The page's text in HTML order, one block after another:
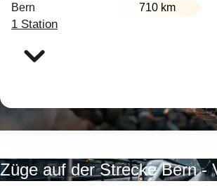
Bern 710 km
1 Station
Züge auf der Strecke Bern -